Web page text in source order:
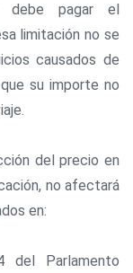
debe pagar el
limitación no se
causados de
su importe no
del precio en
no afectará
en:
del Parlamento